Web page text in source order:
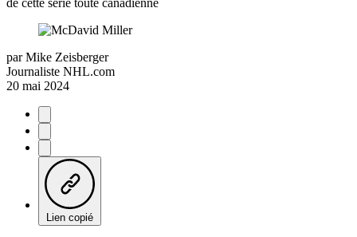
par Mike Zeisberger
Journaliste NHL.com
20 mai 2024
Lien copié